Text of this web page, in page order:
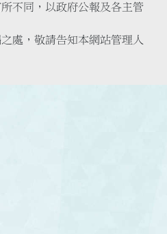
不同，以政府公報及各主管
處，敬請告知本網站管理人